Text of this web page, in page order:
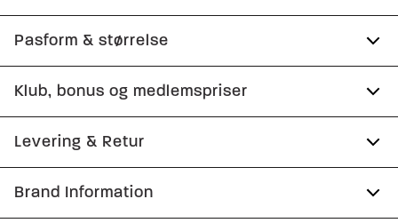
Fremstillet i bomuldsblend med stretch for
ekstra komfort.
Lavet med økologisk bomuld.
Lavet i bambusviskose, som gør tightsene
temperaturregulerende og super bløde.
Underbukserne kommer i en 3-pak.
Der er elastik med logo i taljen.
Pasform & størrelse
Størrelsesguide
Klub, bonus og medlemspriser
Tilmeld dig Club Wagner helt gratis.
Spar 10% på din første ordre
Levering & Retur
1-2 hverdage.
Brand Information